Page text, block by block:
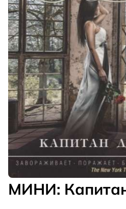
МИНИ: